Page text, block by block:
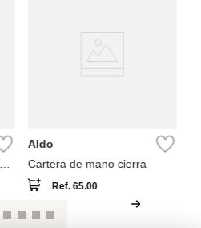
Aldo
Cartera de mano cierra
Ref.65.00